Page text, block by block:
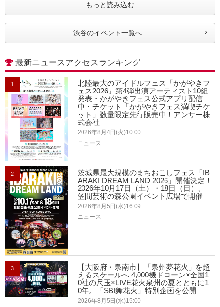
もっと読み込む
渋谷のイベント一覧へ
最新ニュースアクセスランキング
1
北陸最大のアイドルフェス「かがやきフ
ェス2026」第4弾出演アーティスト10組
発表・かがやきフェス公式アプリ配信
中・チケット「かがやきフェス満喫チケ
ット」数量限定先行販売中！アンサー株
式会社
2026年8月4日(火)10:00
ニュース
2
茨城県最大規模のまちおこしフェス「IB
ARAKI DREAM LAND 2026」開催決定！
2026年10月17日（土）・18日（日）、
笠間芸術の森公園イベント広場で開催
2026年8月5日(水)16:09
ニュース
3
【大阪府・泉南市】「泉州夢花火」を超
えるスケールへ 4,000機ドローン×全国1
0社の尺玉×LIVE花火泉州の夏とともに1
0年。「SBI舞花火」特別企画を公開
2026年8月5日(水)15:00